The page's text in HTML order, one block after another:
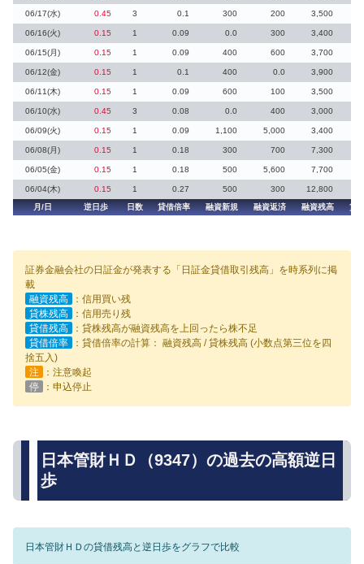
06/17(水) 0.45 3 0.1 300 200 3,500
06/16(火) 0.15 1 0.09 0.0 300 3,400
06/15(月) 0.15 1 0.09 400 600 3,700
06/12(金) 0.15 1 0.1 400 0.0 3,900
06/11(木) 0.15 1 0.09 600 100 3,500
06/10(水) 0.45 3 0.08 0.0 400 3,000
06/09(火) 0.15 1 0.09 1,100 5,000 3,400
06/08(月) 0.15 1 0.18 300 700 7,300
06/05(金) 0.15 1 0.18 500 5,600 7,700
06/04(木) 0.15 1 0.27 500 300
12,800
月/日
逆日歩 日数 貸借倍率 融資新規 融資返済 融資残高 貸
証券金融会社の日証金が発表する「日証金貸借取引残高」を時系列に掲
載
融資残高
：信用買い残
貸株残高
：信用売り残
貸借残高
：貸株残高が融資残高を上回ったら株不足
貸借倍率
：貸借倍率の計算： 融資残高 / 貸株残高 (小数点第三位を四
捨五入)
注
：注意喚起
停
：申込停止
日本管財ＨＤ（9347）の過去の高額逆日
歩
日本管財ＨＤの貸借残高と逆日歩をグラフで比較